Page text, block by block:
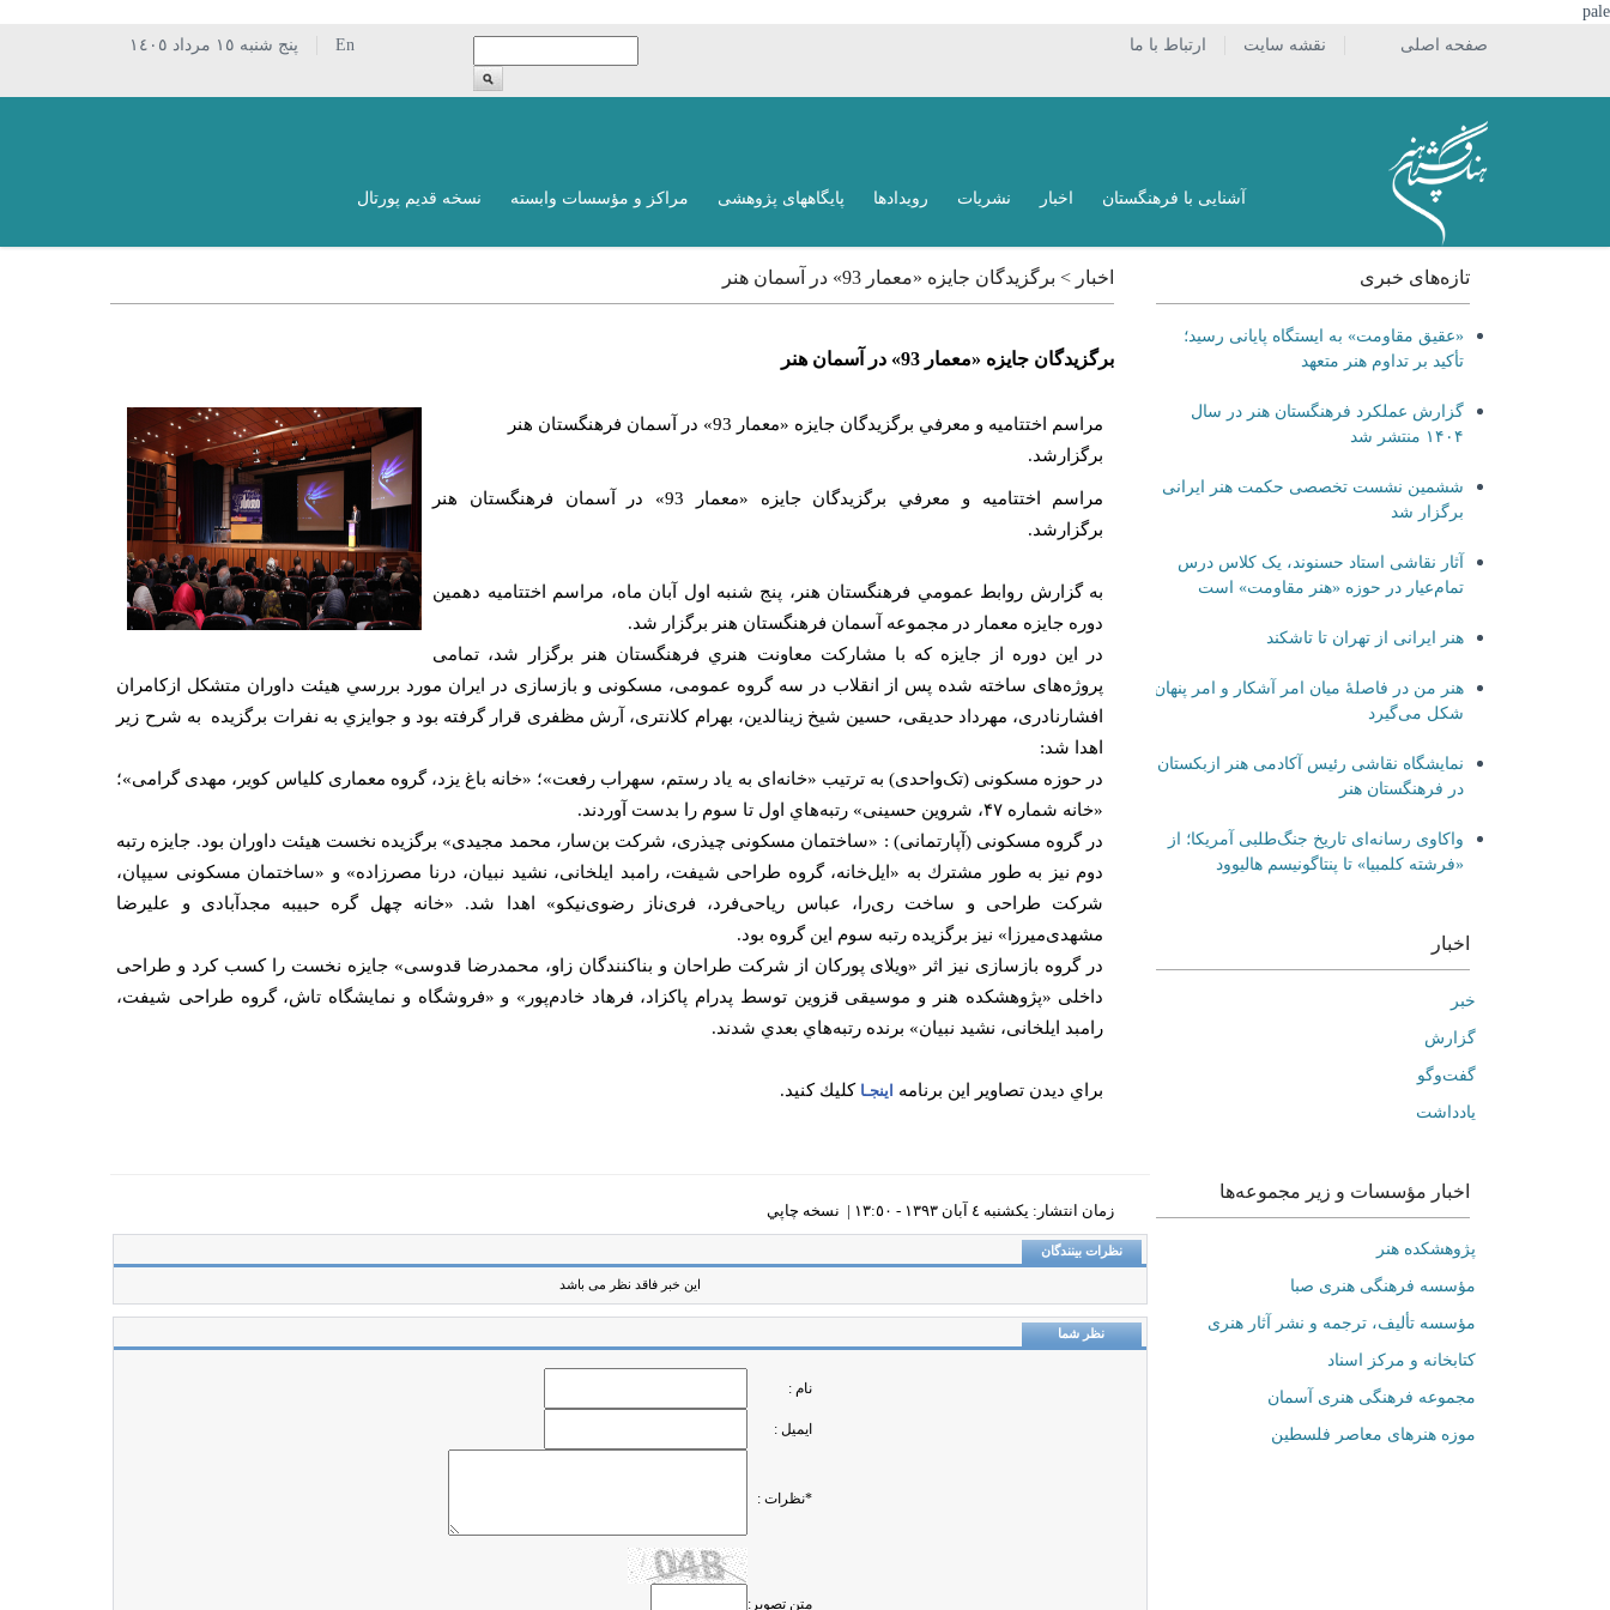
pale
پنج شنبه ١٥ مرداد ١٤٠٥
En ارتباط با ما نقشه سایت صفحه اصلی
آشنایی با فرهنگستان اخبار نشریات رویدادها پایگاههای پژوهشی مراکز و مؤسسات وابسته نسخه قدیم پورتال
اخبار > برگزيدگان جايزه «معمار 93» در آسمان هنر
برگزيدگان جايزه «معمار 93» در آسمان هنر
مراسم اختتاميه و معرفي برگزيدگان جايزه «معمار 93» در آسمان فرهنگستان هنر
برگزارشد.
مراسم اختتاميه و معرفي برگزيدگان جايزه «معمار 93» در آسمان فرهنگستان هنر
برگزارشد.
به گزارش روابط عمومي فرهنگستان هنر، پنج شنبه اول آبان ماه، مراسم اختتاميه دهمين
دوره جايزه معمار در مجموعه آسمان فرهنگستان هنر برگزار شد.
در اين دوره از جايزه كه با مشاركت معاونت هنري فرهنگستان هنر برگزار شد، تمامی
پروژه‌های ساخته شده پس از انقلاب در سه گروه عمومی، مسکونی و بازسازی در ایران مورد بررسي هيئت داوران متشكل ازکامران
افشارنادری، مهرداد حدیقی، حسین شیخ زینالدین، بهرام کلانتری، آرش مظفری قرار گرفته بود و جوايزي به نفرات برگزيده به شرح زير
اهدا شد:
در حوزه مسکونی (تک‌واحدی) به ترتيب «خانه‌ای به یاد رستم، ‌سهراب رفعت»؛ «خانه باغ یزد، گروه معماری کلیاس کویر، مهدی گرامی»؛
«خانه شماره ۴۷،‌ شروین حسینی» رتبه‌هاي اول تا سوم را بدست آوردند.
در گروه مسکونی (آپارتمانی) : «ساختمان مسکونی چیذری،‌ شرکت بن‌سار،‌ محمد مجیدی» برگزيده نخست هيئت داوران بود. جايزه رتبه
دوم نيز به طور مشترك به «ایل‌خانه،‌ گروه طراحی شیفت، رامبد ایلخانی، نشید نبیان، درنا مصرزاده» و «ساختمان مسکونی سیپان،
شرکت طراحی و ساخت ری‌را،‌ عباس ریاحی‌فرد، فری‌ناز رضوی‌نیکو» اهدا شد. «خانه چهل گره حبیبه مجدآبادی و علیرضا
مشهدی‌میرزا» نيز برگزيده رتبه سوم اين گروه بود.
در گروه بازسازی نيز اثر «ویلای پورکان از شركت طراحان و بناکنندگان زاو،‌ محمدرضا قدوسی» جايزه نخست را كسب كرد و طراحی
داخلی «پژوهشکده هنر و موسیقی قزوین توسط پدرام پاکزاد،‌ فرهاد خادم‌پور» و «فروشگاه و نمایشگاه تاش، گروه طراحی شیفت،
رامبد ایلخانی، نشید نبیان» برنده رتبه‌هاي بعدي شدند.
براي ديدن تصاوير اين برنامه اينجـا كليك كنيد.
زمان انتشار: يکشنبه ٤ آبان ١٣٩٣ - ١٣:٥٠ | نسخه چاپي
نظرات بینندگان
این خبر فاقد نظر می باشد
نظر شما
نام :
ایمیل :
*نظرات :
متن تصویر:
تازه‌های خبری
«عقیق مقاومت» به ایستگاه پایانی رسید؛
تأکید بر تداوم هنر متعهد
گزارش عملکرد فرهنگستان هنر در سال
۱۴۰۴ منتشر شد
ششمین نشست تخصصی حکمت هنر ایرانی
برگزار شد
آثار نقاشی استاد حسنوند، یک کلاس درس
تمام‌عیار در حوزه «هنر مقاومت» است
هنر ایرانی از تهران تا تاشکند
هنر من در فاصلۀ میان امر آشکار و امر پنهان
شکل می‌گیرد
نمایشگاه نقاشی رئیس آکادمی هنر ازبکستان
در فرهنگستان هنر
واکاوی رسانه‌ای تاریخ جنگ‌طلبی آمریکا؛ از
«فرشته کلمبیا» تا پنتاگونیسم هالیوود
اخبار
خبر
گزارش
گفت‌وگو
یادداشت
اخبار مؤسسات و زیر مجموعه‌ها
پژوهشکده هنر
مؤسسه فرهنگی هنری صبا
مؤسسه تألیف، ترجمه و نشر آثار هنری
کتابخانه و مرکز اسناد
مجموعه فرهنگی هنری آسمان
موزه هنرهای‌ معاصر فلسطین